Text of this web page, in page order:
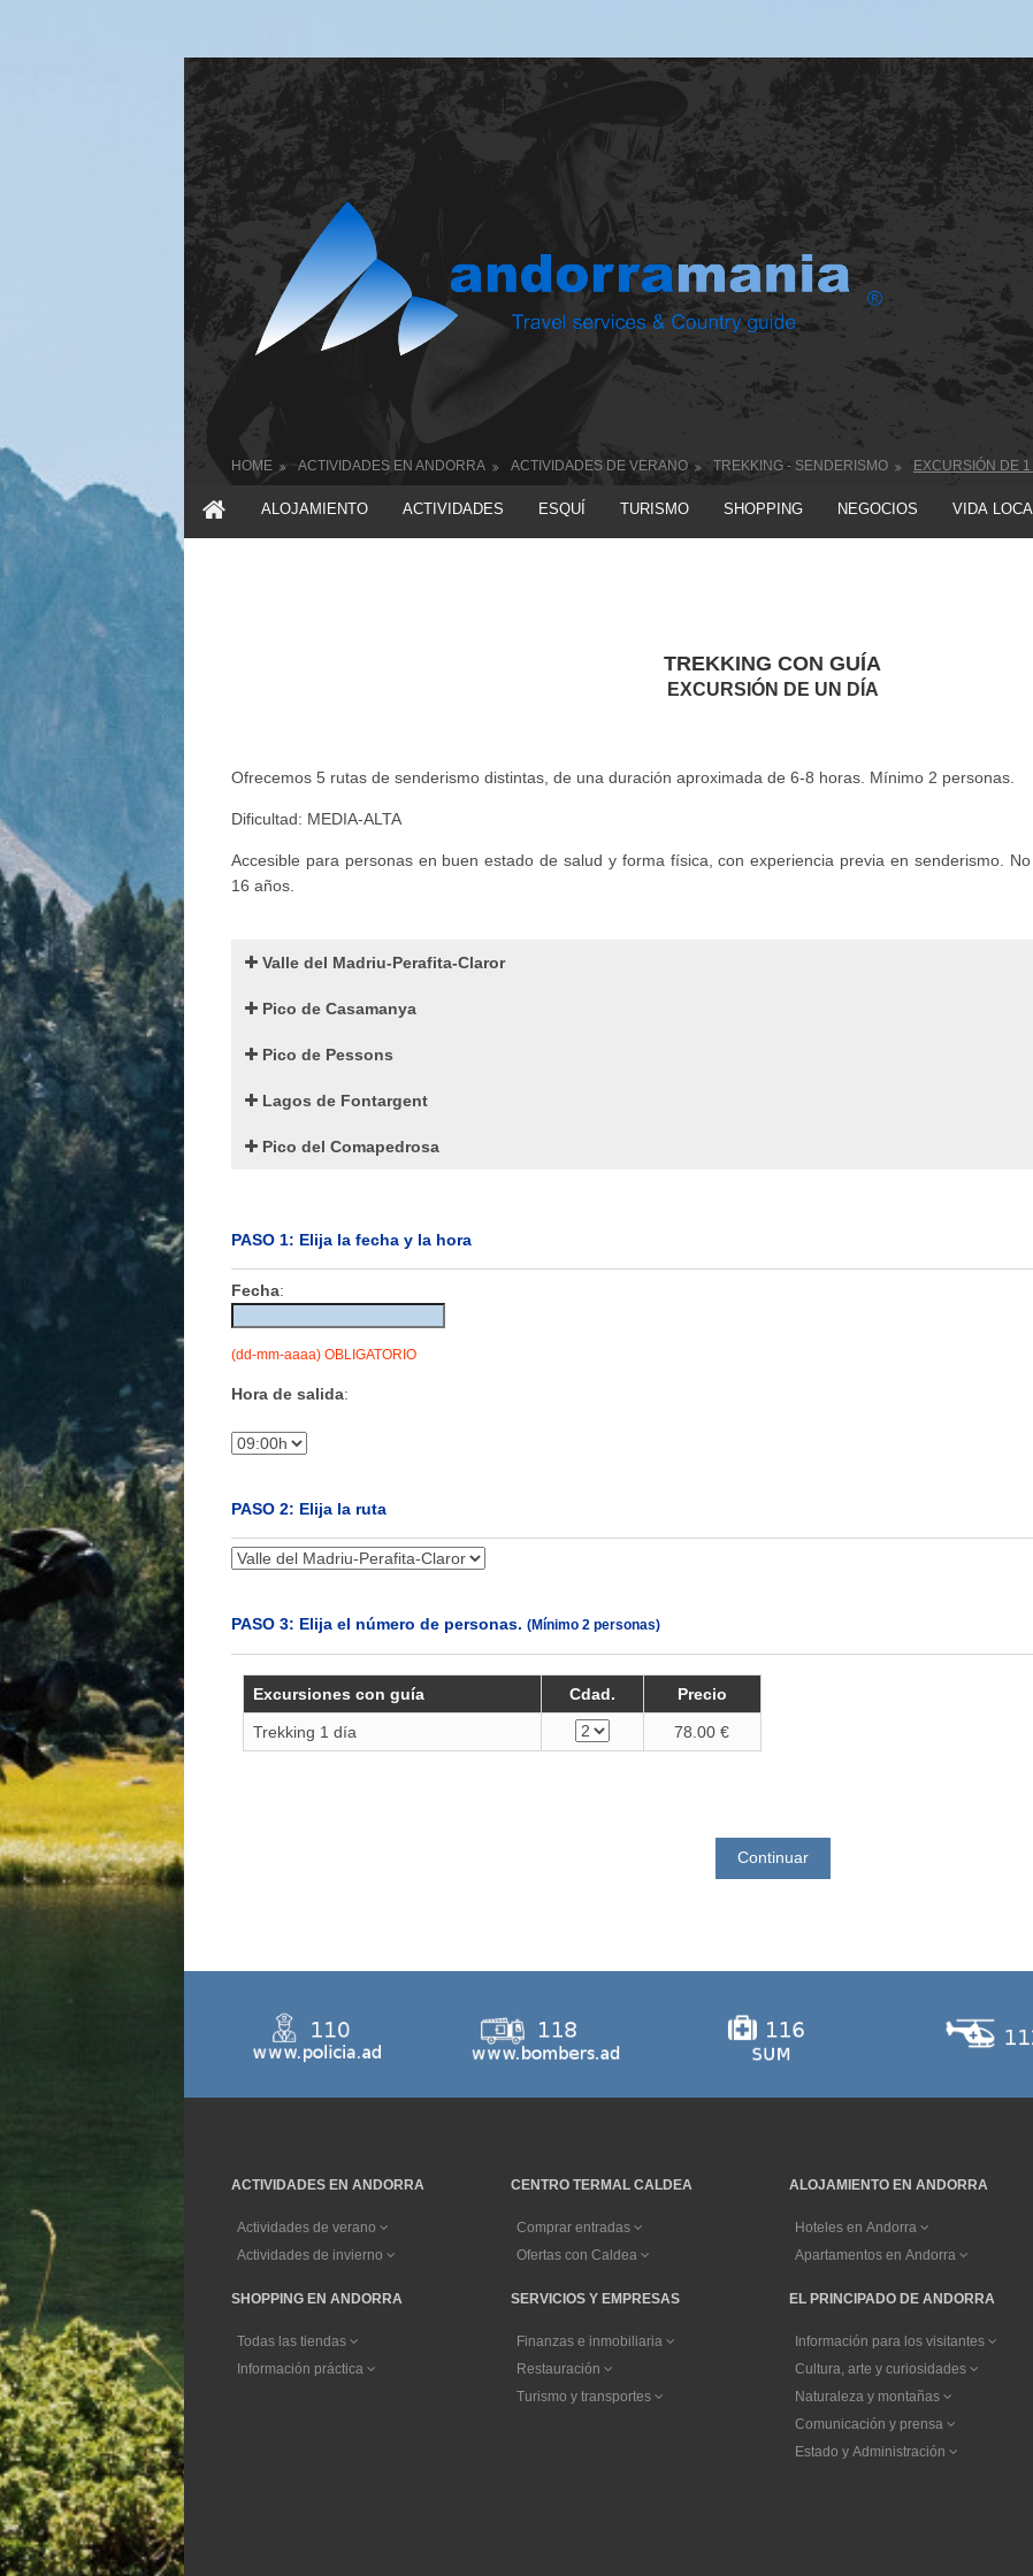
HOME ACTIVIDADES EN ANDORRA ACTIVIDADES DE VERANO TREKKING - SENDERISMO EXCURSIÓN DE
ALOJAMIENTO ACTIVIDADES ESQUÍ TURISMO SHOPPING NEGOCIOS VIDA
TREKKING CON GUÍA
EXCURSIÓN DE UN DÍA
Ofrecemos 5 rutas de senderismo distintas, de una duración aproximada de 6-8 horas. Mínimo 2 personas.
Dificultad: MEDIA-ALTA
Accesible para personas en buen estado de salud y forma física, con experiencia previa en senderismo.
16 años.
Valle del Madriu-Perafita-Claror
Pico de Casamanya
Pico de Pessons
Lagos de Fontargent
Pico del Comapedrosa
PASO 1: Elija la fecha y la hora
Fecha:
(dd-mm-aaaa) OBLIGATORIO
Hora de salida:
PASO 2: Elija la ruta
PASO 3: Elija el número de personas. (Mínimo 2 personas)
Excursiones con guía Cdad. Precio
Trekking 1 día 78.00 €
ACTIVIDADES EN ANDORRA
Actividades de verano
Actividades de invierno
CENTRO TERMAL CALDEA
Comprar entradas
Ofertas con Caldea
ALOJAMIENTO EN ANDORRA
Hoteles en Andorra
Apartamentos en Andorra
SHOPPING EN ANDORRA
Todas las tiendas
Información práctica
SERVICIOS Y EMPRESAS
Finanzas e inmobiliaria
Restauración
Turismo y transportes
EL PRINCIPADO DE ANDORRA
Información para los visitantes
Cultura, arte y curiosidades
Naturaleza y montañas
Comunicación y prensa
Estado y Administración